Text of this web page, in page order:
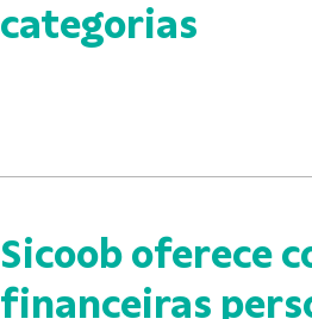
categorias
Sicoob oferece
financeiras